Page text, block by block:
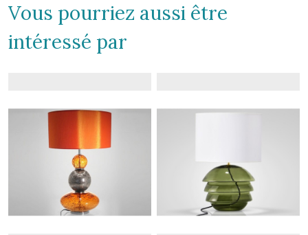
Vous pourriez aussi être
intéressé par